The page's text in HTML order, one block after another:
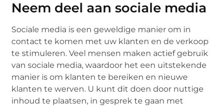
Neem deel aan sociale media
Sociale media is een geweldige manier om in
contact te komen met uw klanten en de verkoop
te stimuleren. Veel mensen maken actief gebruik
van sociale media, waardoor het een uitstekende
manier is om klanten te bereiken en nieuwe
klanten te werven. U kunt dit doen door nuttige
inhoud te plaatsen, in gesprek te gaan met